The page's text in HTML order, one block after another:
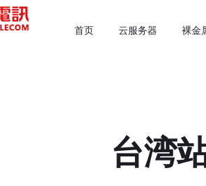
首页 云服务器 裸金
台湾